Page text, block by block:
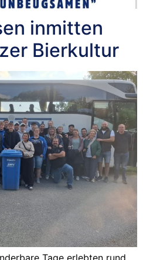
inmitten
Bierkultur
Tage erlebten rund